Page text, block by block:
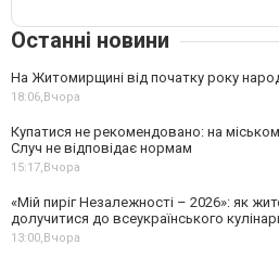
Останні новини
На Житомирщині від початку року
18:06, Вчора
Купатися не рекомендовано: на
Случ не відповідає нормам
15:17, Вчора
«Мій пиріг Незалежності – 2026»: як
долучитися до всеукраїнського
13:00, Вчора